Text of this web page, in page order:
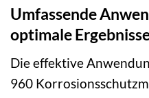
Umfassende
optimale
Die effektive
960